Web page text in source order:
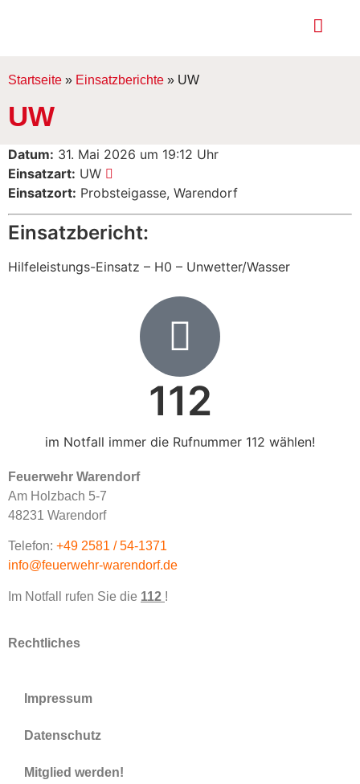
Startseite » Einsatzberichte » UW
UW
Datum: 31. Mai 2026 um 19:12 Uhr
Einsatzart: UW
Einsatzort: Probsteigasse, Warendorf
Einsatzbericht:
Hilfeleistungs-Einsatz – H0 – Unwetter/Wasser
112
im Notfall immer die Rufnummer 112 wählen!
Feuerwehr Warendorf
Am Holzbach 5-7
48231 Warendorf
Telefon: +49 2581 / 54-1371
info@feuerwehr-warendorf.de
Im Notfall rufen Sie die 112 !
Rechtliches
Impressum
Datenschutz
Mitglied werden!